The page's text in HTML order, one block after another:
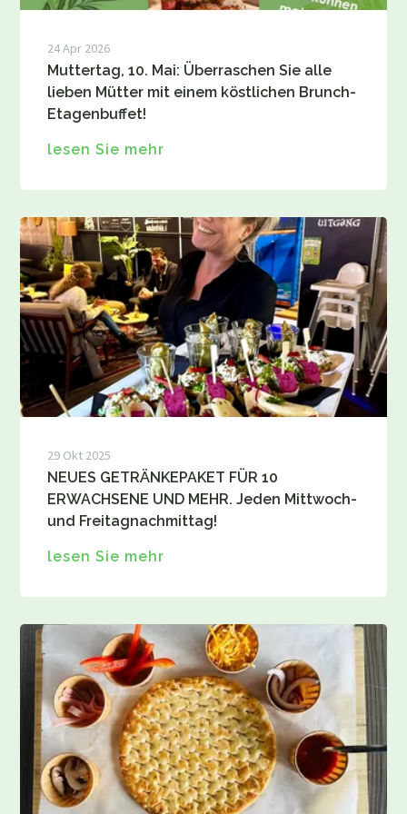
24 Apr 2026
Muttertag, 10. Mai: Überraschen Sie alle
lieben Mütter mit einem köstlichen Brunch-
Etagenbuffet!
lesen Sie mehr
29 Okt 2025
NEUES GETRÄNKEPAKET FÜR 10
ERWACHSENE UND MEHR. Jeden Mittwoch-
und Freitagnachmittag!
lesen Sie mehr